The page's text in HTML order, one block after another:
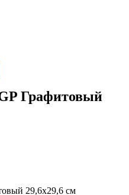
Графитовый
29,6x29,6 см